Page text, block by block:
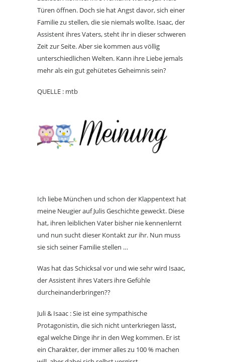
Türen öffnen. Doch sie hat Angst davor, sich einer
Familie zu stellen, die sie niemals wollte. Isaac, der
Assistent ihres Vaters, steht ihr in dieser schweren
Zeit zur Seite. Aber sie kommen aus völlig
unterschiedlichen Welten. Kann ihre Liebe jemals
mehr als ein gut gehütetes Geheimnis sein?
QUELLE : mtb
Ich liebe München und schon der Klappentext hat
meine Neugier auf Julis Geschichte geweckt. Diese
hat, ihren leiblichen Vater bisher nie kennenlernt
und nun sucht dieser Kontakt zur ihr. Nun muss
sie sich seiner Familie stellen …
Was hat das Schicksal vor und wie sehr wird Isaac,
der Assistent ihres Vaters ihre Gefühle
durcheinanderbringen??
Juli & Isaac : Sie ist eine sympathische
Protagonistin, die sich nicht unterkriegen lässt,
egal welche Dinge ihr in den Weg kommen. Er ist
ein Charakter, der immer alles zu 100 % machen